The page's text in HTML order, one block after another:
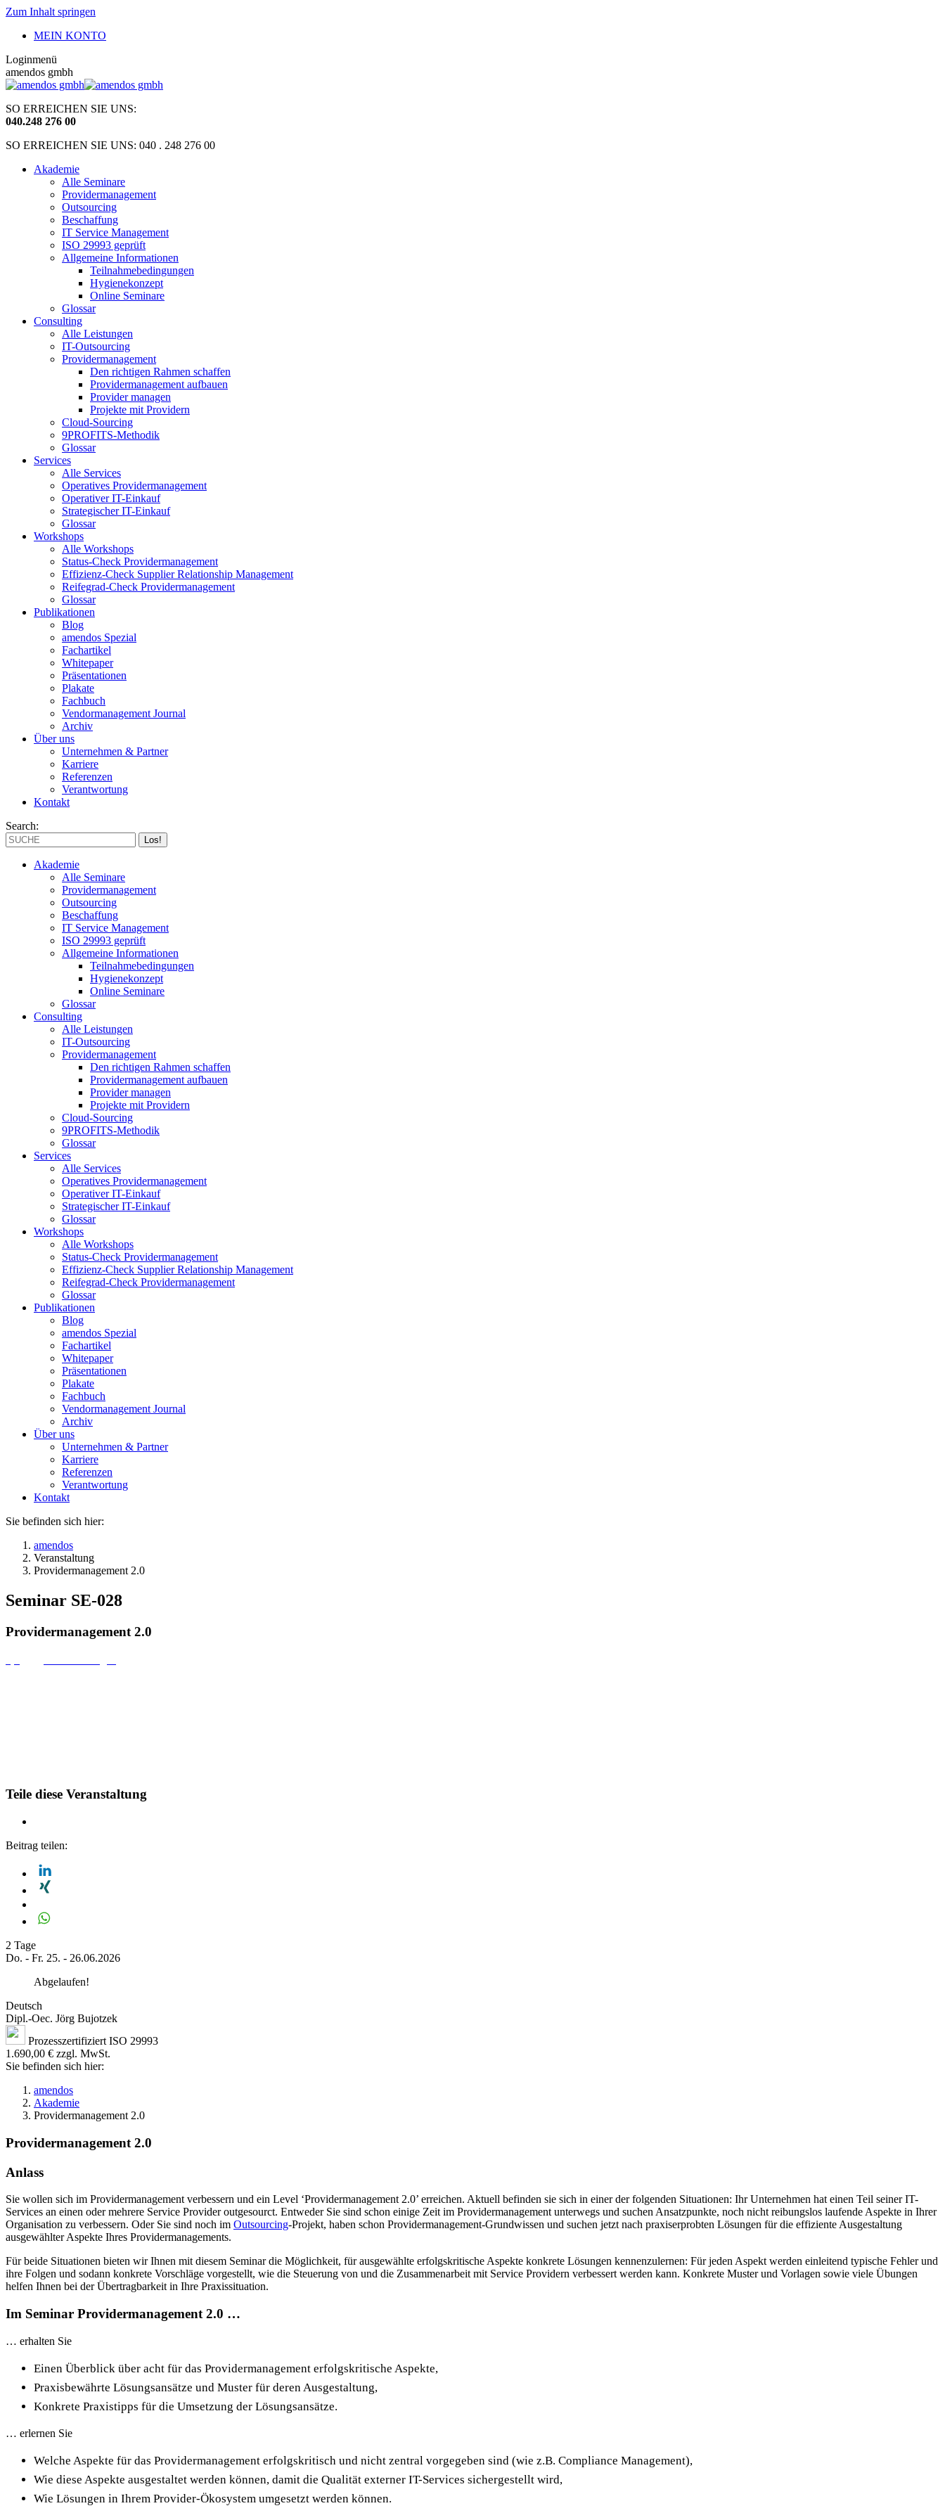
Zum Inhalt springen
MEIN KONTO
Loginmenü
amendos gmbh
SO ERREICHEN SIE UNS:
040.248 276 00
SO ERREICHEN SIE UNS: 040 . 248 276 00
Akademie
Alle Seminare
Providermanagement
Outsourcing
Beschaffung
IT Service Management
ISO 29993 geprüft
Allgemeine Informationen
Teilnahmebedingungen
Hygienekonzept
Online Seminare
Glossar
Consulting
Alle Leistungen
IT-Outsourcing
Providermanagement
Den richtigen Rahmen schaffen
Providermanagement aufbauen
Provider managen
Projekte mit Providern
Cloud-Sourcing
9PROFITS-Methodik
Glossar
Services
Alle Services
Operatives Providermanagement
Operativer IT-Einkauf
Strategischer IT-Einkauf
Glossar
Workshops
Alle Workshops
Status-Check Providermanagement
Effizienz-Check Supplier Relationship Management
Reifegrad-Check Providermanagement
Glossar
Publikationen
Blog
amendos Spezial
Fachartikel
Whitepaper
Präsentationen
Plakate
Fachbuch
Vendormanagement Journal
Archiv
Über uns
Unternehmen & Partner
Karriere
Referenzen
Verantwortung
Kontakt
Search:
Akademie
Alle Seminare
Providermanagement
Outsourcing
Beschaffung
IT Service Management
ISO 29993 geprüft
Allgemeine Informationen
Teilnahmebedingungen
Hygienekonzept
Online Seminare
Glossar
Consulting
Alle Leistungen
IT-Outsourcing
Providermanagement
Den richtigen Rahmen schaffen
Providermanagement aufbauen
Provider managen
Projekte mit Providern
Cloud-Sourcing
9PROFITS-Methodik
Glossar
Services
Alle Services
Operatives Providermanagement
Operativer IT-Einkauf
Strategischer IT-Einkauf
Glossar
Workshops
Alle Workshops
Status-Check Providermanagement
Effizienz-Check Supplier Relationship Management
Reifegrad-Check Providermanagement
Glossar
Publikationen
Blog
amendos Spezial
Fachartikel
Whitepaper
Präsentationen
Plakate
Fachbuch
Vendormanagement Journal
Archiv
Über uns
Unternehmen & Partner
Karriere
Referenzen
Verantwortung
Kontakt
Sie befinden sich hier:
amendos
Veranstaltung
Providermanagement 2.0
Seminar SE-028
Providermanagement 2.0
Teile diese Veranstaltung
Beitrag teilen:
2 Tage
Do. - Fr. 25. - 26.06.2026
Abgelaufen!
Deutsch
Dipl.-Oec. Jörg Bujotzek
Prozesszertifiziert ISO 29993
1.690,00 € zzgl. MwSt.
Sie befinden sich hier:
amendos
Akademie
Providermanagement 2.0
Providermanagement 2.0
Anlass
Sie wollen sich im Providermanagement verbessern und ein Level ‘Providermanagement 2.0’ erreichen. Aktuell befinden sie sich in einer der folgenden Situationen: Ihr Unternehmen hat einen Teil seiner IT-
Services an einen oder mehrere Service Provider outgesourct. Entweder Sie sind schon einige Zeit im Providermanagement unterwegs und suchen Ansatzpunkte, noch nicht reibungslos laufende Aspekte in Ihrer
Organisation zu verbessern. Oder Sie sind noch im Outsourcing-Projekt, haben schon Providermanagement-Grundwissen und suchen jetzt nach praxiserprobten Lösungen für die effiziente Ausgestaltung
ausgewählter Aspekte Ihres Providermanagements.
Für beide Situationen bieten wir Ihnen mit diesem Seminar die Möglichkeit, für ausgewählte erfolgskritische Aspekte konkrete Lösungen kennenzulernen: Für jeden Aspekt werden einleitend typische Fehler und
ihre Folgen und sodann konkrete Vorschläge vorgestellt, wie die Steuerung von und die Zusammenarbeit mit Service Providern verbessert werden kann. Konkrete Muster und Vorlagen sowie viele Übungen
helfen Ihnen bei der Übertragbarkeit in Ihre Praxissituation.
Im Seminar Providermanagement 2.0 …
… erhalten Sie
Einen Überblick über acht für das Providermanagement erfolgskritische Aspekte,
Praxisbewährte Lösungsansätze und Muster für deren Ausgestaltung,
Konkrete Praxistipps für die Umsetzung der Lösungsansätze.
… erlernen Sie
Welche Aspekte für das Providermanagement erfolgskritisch und nicht zentral vorgegeben sind (wie z.B. Compliance Management),
Wie diese Aspekte ausgestaltet werden können, damit die Qualität externer IT-Services sichergestellt wird,
Wie Lösungen in Ihrem Provider-Ökosystem umgesetzt werden können.